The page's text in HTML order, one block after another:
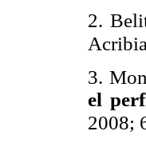
2.
3.
el
2008;